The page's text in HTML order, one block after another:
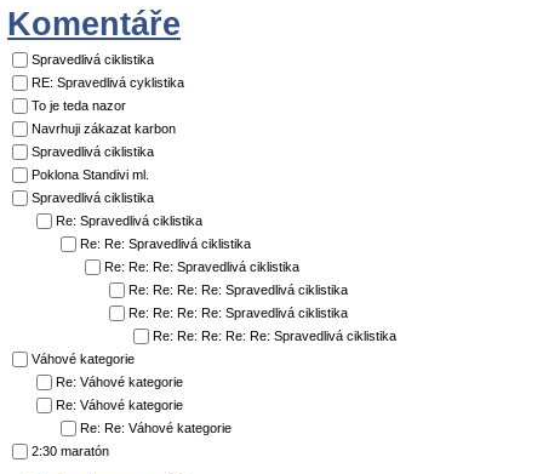
Komentáře
Spravedlivá ciklistika
RE: Spravedlivá cyklistika
To je teda nazor
Navrhuji zákazat karbon
Spravedlivá ciklistika
Poklona Standivi ml.
Spravedlivá ciklistika
Re: Spravedlivá ciklistika
Re: Re: Spravedlivá ciklistika
Re: Re: Re: Spravedlivá ciklistika
Re: Re: Re: Re: Spravedlivá ciklistika
Re: Re: Re: Re: Spravedlivá ciklistika
Re: Re: Re: Re: Re: Spravedlivá ciklistika
Váhové kategorie
Re: Váhové kategorie
Re: Váhové kategorie
Re: Re: Váhové kategorie
2:30 maratón